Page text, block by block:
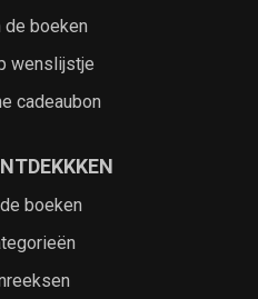
de boeken
wenslijstje
cadeaubon
boeken